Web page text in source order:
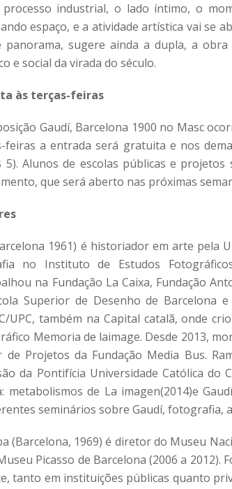
industrial, o lado íntimo, o
espaço, e a atividade artística vai se
panorama, sugere ainda a dupla, a
e social da virada do século.
às terças-feiras
Gaudí, Barcelona 1900 no Masc
feiras a entrada será gratuita e nos
5). Alunos de escolas públicas e
que será aberto nas próximas
1961) é historiador em arte pela
no Instituto de Estudos
na Fundação La Caixa, Fundação
Superior de Desenho de Barcelona
UPC, também na Capital catalã, onde
Memoria de laimage. Desde 2013,
Projetos da Fundação Media Bus.
da Pontifícia Universidade Católica do
metabolismos de La imagen(2014)e
seminários sobre Gaudí, fotografia,
(Barcelona, 1969) é diretor do Museu
Picasso de Barcelona (2006 a 2012).
tanto em instituições públicas quanto